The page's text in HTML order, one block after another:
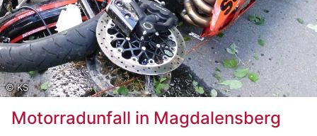
der Polizeihubschrauber „Libelle Steiermark“
beteiligten blieb vorerst erfolglos.
Lediglich die vom unbekannten Täter mitgeführten
Utensilien (Trolley, Zelt, etc.) konnten im Waldstück
angefunden werden.
Täterbeschreibung:
© KS
Motorradunfall in Magdalensberg